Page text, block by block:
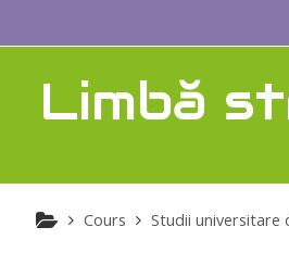
Limbă
Cours Studii universitare